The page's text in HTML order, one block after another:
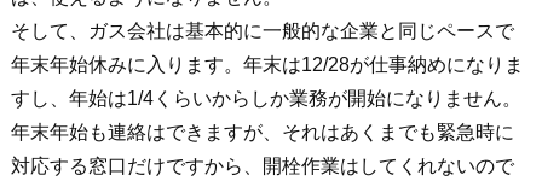
そして、ガス会社は基本的に一般的な企業と同じペースで
年末年始休みに入ります。年末は12/28が仕事納めになりま
すし、年始は1/4くらいからしか業務が開始になりません。
年末年始も連絡はできますが、それはあくまでも緊急時に
対応する窓口だけですから、開栓作業はしてくれないので